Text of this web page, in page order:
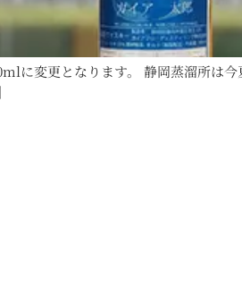
に変更となります。 静岡蒸溜所